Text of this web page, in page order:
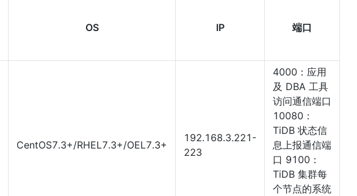
OS IP 端口
CentOS7.3+/RHEL7.3+/OEL7.3+
192.168.3.221-
223
4000：应用
及 DBA 工具
访问通信端口
10080：
TiDB 状态信
息上报通信端
口 9100：
TiDB 集群每
个节点的系统